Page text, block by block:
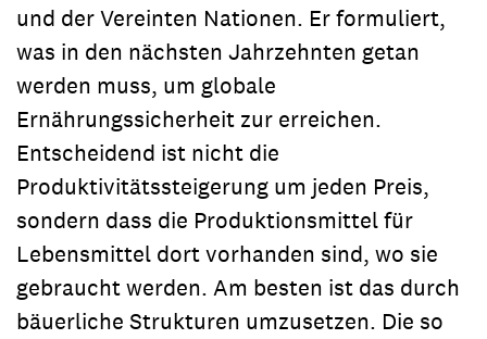
und der Vereinten Nationen. Er formuliert,
was in den nächsten Jahrzehnten getan
werden muss, um globale
Ernährungssicherheit zur erreichen.
Entscheidend ist nicht die
Produktivitätssteigerung um jeden Preis,
sondern dass die Produktionsmittel für
Lebensmittel dort vorhanden sind, wo sie
gebraucht werden. Am besten ist das durch
bäuerliche Strukturen umzusetzen. Die so